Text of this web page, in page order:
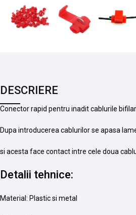
DESCRIERE
Conector rapid pentru inadit cablurile
Dupa introducerea cablurilor se apasa
si acesta face contact intre cele doua
Detalii tehnice:
Material: Plastic si metal